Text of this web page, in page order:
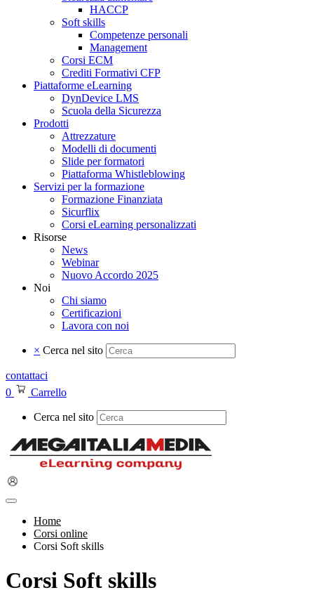
HACCP
Soft skills
Competenze personali
Management
Corsi ECM
Crediti Formativi CFP
Piattaforme eLearning
DynDevice LMS
Scuola della Sicurezza
Prodotti
Attrezzature
Modelli di documenti
Slide per formatori
Piattaforma Whistleblowing
Servizi per la formazione
Formazione Finanziata
Sicurflix
Corsi eLearning personalizzati
Risorse
News
Webinar
Nuovo Accordo 2025
Noi
Chi siamo
Certificazioni
Lavora con noi
× Cerca nel sito
contattaci
0
Carrello
Cerca nel sito
Home
Corsi online
Corsi Soft skills
Corsi Soft skills